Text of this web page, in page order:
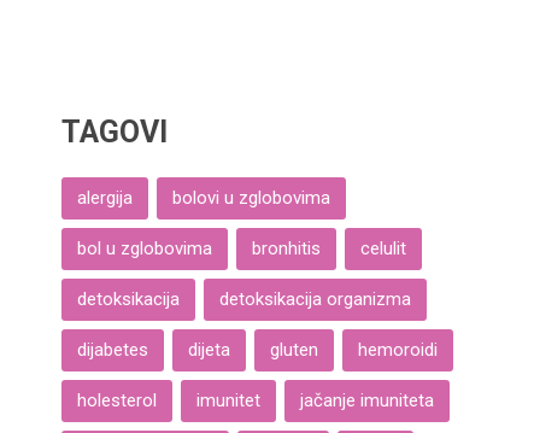
TAGOVI
alergija bolovi u zglobovima
bol u zglobovima bronhitis celulit
detoksikacija detoksikacija organizma
dijabetes dijeta gluten hemoroidi
holesterol imunitet jačanje imuniteta